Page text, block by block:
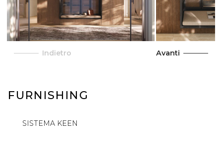
Indietro Avanti
FURNISHING
SISTEMA KEEN